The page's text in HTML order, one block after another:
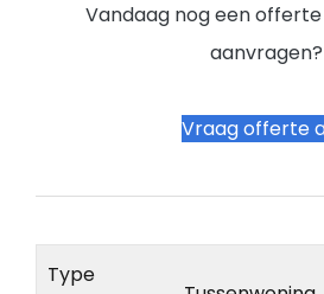
Vandaag nog een
aanvragen?
Vraag offerte
Type